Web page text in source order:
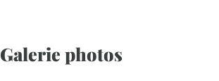
Galerie photos